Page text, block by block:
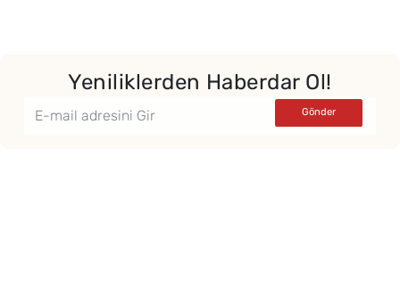
Yeniliklerden Haberdar Ol!